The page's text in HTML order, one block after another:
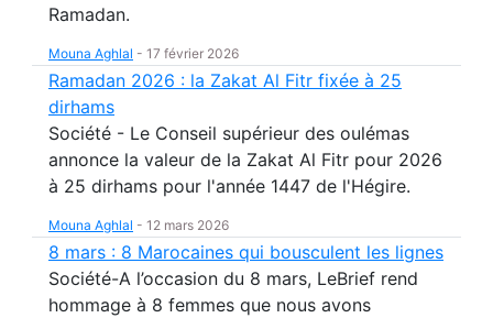
Ramadan.
Mouna Aghlal - 17 février 2026
Ramadan 2026 : la Zakat Al Fitr fixée à 25
dirhams
Société - Le Conseil supérieur des oulémas
annonce la valeur de la Zakat Al Fitr pour 2026
à 25 dirhams pour l'année 1447 de l'Hégire.
Mouna Aghlal - 12 mars 2026
8 mars : 8 Marocaines qui bousculent les lignes
Société-A l’occasion du 8 mars, LeBrief rend
hommage à 8 femmes que nous avons